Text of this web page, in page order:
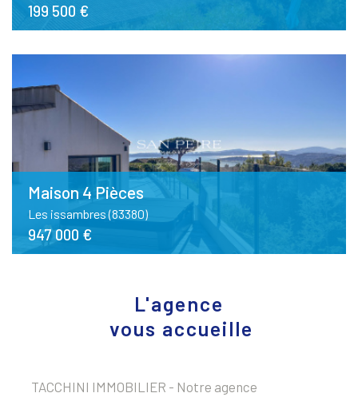
199 500 €
Maison 4 Pièces
Les issambres (83380)
947 000 €
L'agence
vous accueille
TACCHINI IMMOBILIER - Notre agence